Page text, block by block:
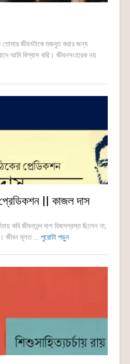
তোমার জীবনটাকে মজবুত করার জন্য
আমি বিশ্বাস করি। জীবনসংহারক নয়
প্রেডিকশন || কাজল দাস
কবি জীবনানন্দ দাশ বিষাদগ্রস্ত ছিলেন না;
জীবন মূলত ... পুরোটা পড়ুন